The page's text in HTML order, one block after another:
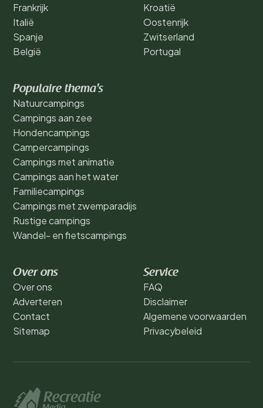
Frankrijk
Italië
Spanje
België
Kroatië
Oostenrijk
Zwitserland
Portugal
Populaire thema's
Natuurcampings
Campings aan zee
Hondencampings
Campercampings
Campings met animatie
Campings aan het water
Familiecampings
Campings met zwemparadijs
Rustige campings
Wandel- en fietscampings
Over ons
Over ons
Adverteren
Contact
Sitemap
Service
FAQ
Disclaimer
Algemene voorwaarden
Privacybeleid